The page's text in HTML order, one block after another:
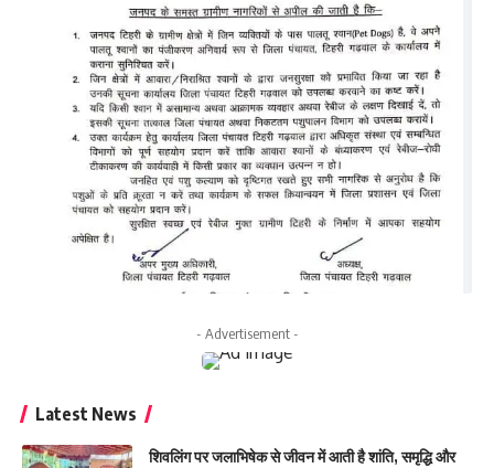
- Advertisement -
Latest News
शिवलिंग पर जलाभिषेक से जीवन में आती है शांति, समृद्धि और